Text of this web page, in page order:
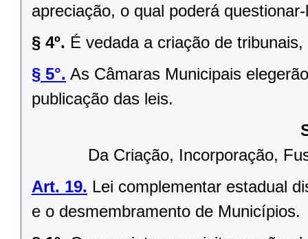
apreciação, o qual poderá
§ 4º. É vedada a criação de
§ 5°. As Câmaras Municipais
publicação das leis.
Da Criação, Incorporação,
Art. 19. Lei complementar estadual
e o desmembramento de Municípios.